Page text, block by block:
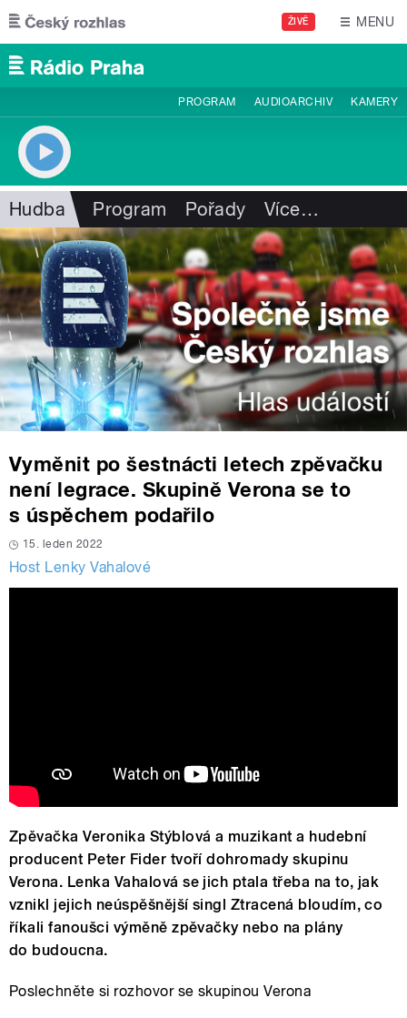
Přejít k hlavnímu obsahu
ŽIVĚ MENU
PROGRAM AUDIOARCHIV KAMERY
Hudba Program Pořady Více…
Vyměnit po šestnácti letech zpěvačku
není legrace. Skupině Verona se to
s úspěchem podařilo
15. leden 2022
Host Lenky Vahalové
Zpěvačka Veronika Stýblová a muzikant a hudební
producent Peter Fider tvoří dohromady skupinu
Verona. Lenka Vahalová se jich ptala třeba na to, jak
vznikl jejich neúspěšnější singl Ztracená bloudím, co
říkali fanoušci výměně zpěvačky nebo na plány
do budoucna.
Poslechněte si rozhovor se skupinou Verona